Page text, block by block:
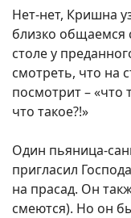
Нет-нет, Кришна
близко общаемся
столе у
смотреть, что на
посмотрит – «что
что такое?!»
Один пьяница-
пригласил
на прасад. Он
смеются). Но он